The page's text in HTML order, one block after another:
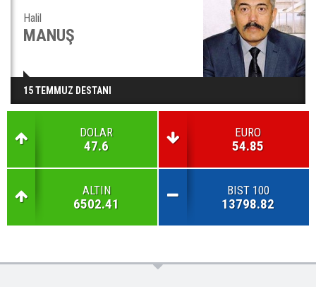
Halil
MANUŞ
15 TEMMUZ DESTANI
DOLAR
47.6
EURO
54.85
ALTIN
6502.41
BIST 100
13798.82